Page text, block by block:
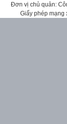
Đơn vị chủ quản:
Giấy phép mạng